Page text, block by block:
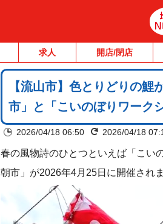
求人 開店/閉店
【流山市】色とりどりの
市」と「こいのぼりワーク
2026/04/18 06:50 2026/04/18
春の風物詩のひとつといえば「こい
朝市」が2026年4月25日に開催されま